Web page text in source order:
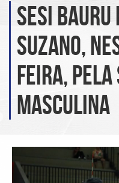
Sesi
Suzano,
feira, pela
Masculina